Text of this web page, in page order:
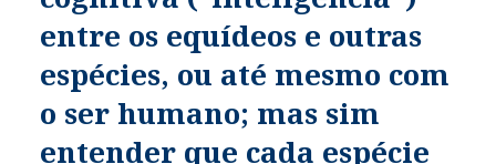
entre os equídeos e outras
espécies, ou até mesmo com
o ser humano; mas sim
entender que cada espécie